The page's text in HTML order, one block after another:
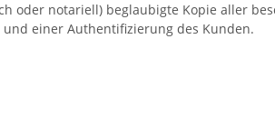
oder notariell) beglaubigte Kopie aller
einer Authentifizierung des Kunden.